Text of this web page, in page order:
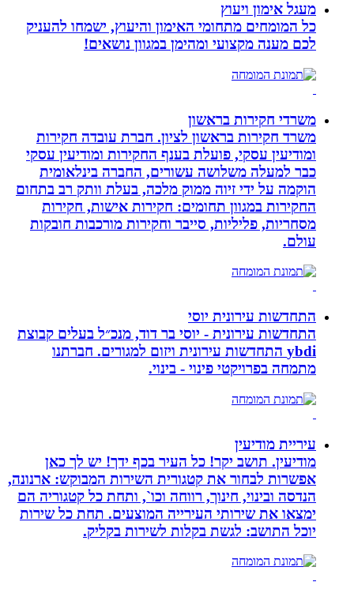
מעגל אימון ויעוץ
כל המומחים מתחומי האימון והיעוץ, ישמחו להעניק
לכם מענה מקצועי ומהימן במגוון נושאים!
משרדי חקירות בראשון
משרד חקירות בראשון לציון. חברת עובדה חקירות
ומודיעין עסקי, פועלת בענף החקירות ומודיעין עסקי
כבר למעלה משלושה עשורים, החברה בינלאומית
הוקמה על ידי זיוה ממוק מלכה, בעלת וותק רב בתחום
החקירות במגוון תחומים: חקירות אישות, חקירות
מסחריות, פליליות, סייבר וחקירות מורכבות חובקות
עולם.
התחדשות עירונית יוסי
התחדשות עירונית - יוסי בר דוד, מנכ״ל בעלים קבוצת
ybdi התחדשות עירונית ויזום למגורים. חברתנו
מתמחה בפרויקטי פינוי - בינוי.
עיריית מודיעין
מודיעין. תושב יקר! כל העיר בכף ידך! יש לך כאן
אפשרות לבחור את קטגורית השירות המבוקש: ארנונה,
הנדסה ובינוי, חינוך, רווחה וכו`, ותחת כל קטגוריה הם
ימצאו את שירותי העירייה המוצעים. תחת כל שירות
יוכל התושב: לגשת בקלות לשירות בקליק.